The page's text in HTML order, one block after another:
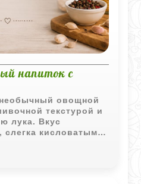
напиток с
овощной
текстурой и
лука. Вкус
слегка кисловатым и
виде.